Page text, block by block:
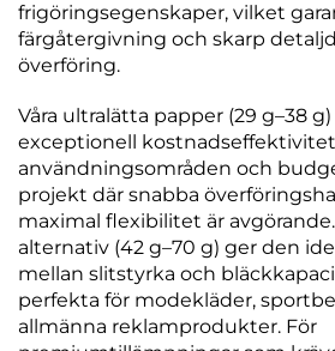
frigöringsegenskaper, vilket
färgåtergivning och skarp
överföring.
Våra ultralätta papper (29 g–38
exceptionell
användningsområden och
projekt där snabba
maximal flexibilitet är
alternativ (42 g–70 g) ger den
mellan slitstyrka och
perfekta för modekläder,
allmänna reklamprodukter. För